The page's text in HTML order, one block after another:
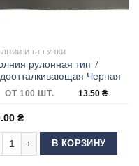
7 водоотталкивающая Хаки
И БЕГУНКИ
рулонная тип 7
Черная
ОТ 100 ШТ. 13.50 ₴
₴
товара Молния
В КОРЗИНУ